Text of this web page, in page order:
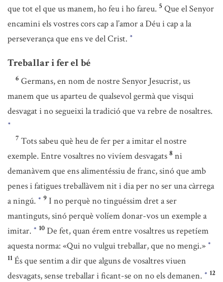
que tot el que us manem, ho feu i ho fareu. 5 Que el Senyor
encamini els vostres cors cap a l’amor a Déu i cap a la
perseverança que ens ve del Crist. *
Treballar i fer el bé
6 Germans, en nom de nostre Senyor Jesucrist, us
manem que us aparteu de qualsevol germà que visqui
desvagat i no segueixi la tradició que va rebre de nosaltres.
*
7 Tots sabeu què heu de fer per a imitar el nostre
exemple. Entre vosaltres no vivíem desvagats 8 ni
demanàvem que ens alimentéssiu de franc, sinó que amb
penes i fatigues treballàvem nit i dia per no ser una càrrega
a ningú. * 9 I no perquè no tinguéssim dret a ser
mantinguts, sinó perquè volíem donar-vos un exemple a
imitar. * 10 De fet, quan érem entre vosaltres us repetíem
aquesta norma: «Qui no vulgui treballar, que no mengi.» *
11 És que sentim a dir que alguns de vosaltres viuen
desvagats, sense treballar i ficant-se on no els demanen. * 12